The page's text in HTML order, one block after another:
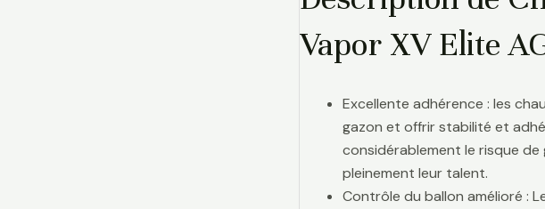
Vapor XV Elite
Excellente adhérence : les
gazon et offrir stabilité et
considérablement le risque
pleinement leur talent.
Contrôle du ballon amélioré :